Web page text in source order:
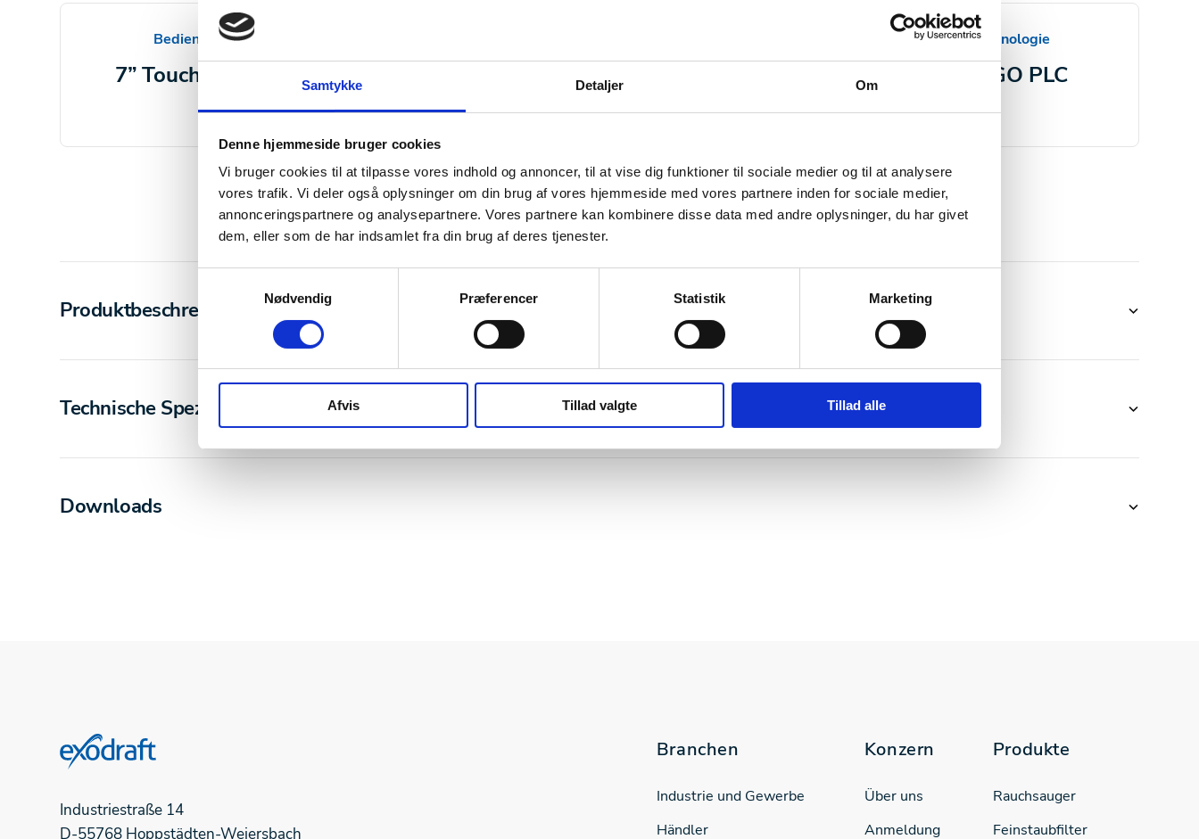
Samtykke Detaljer Om
Denne hjemmeside bruger cookies
Vi bruger cookies til at tilpasse vores indhold og annoncer, til at vise dig funktioner til sociale medier og til at analysere
vores trafik. Vi deler også oplysninger om din brug af vores hjemmeside med vores partnere inden for sociale medier,
annonceringspartnere og analysepartnere. Vores partnere kan kombinere disse data med andre oplysninger, du har givet
dem, eller som de har indsamlet fra din brug af deres tjenester.
Nødvendig
Præferencer Statistik Marketing
Afvis Tillad valgte Tillad alle
Bedienung
7” Touchscreen
Wärmerückgewinnungs-
anlagen
Technologie
WAGO PLC
Produktbeschreibung
Technische Spezifikationen
Downloads
Industriestraße 14
D-55768 Hoppstädten-Weiersbach
Branchen
Industrie und Gewerbe
Händler
Konzern
Über uns
Anmeldung
Produkte
Rauchsauger
Feinstaubfilter